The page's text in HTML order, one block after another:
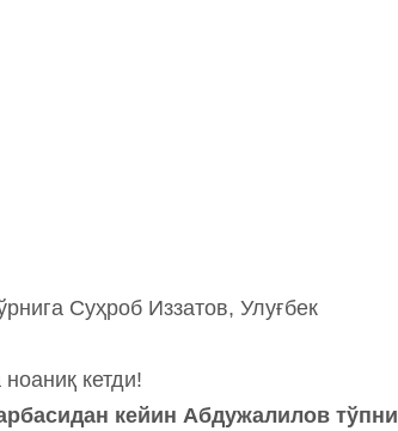
Суҳроб Иззатов, Улуғбек
кетди!
кейин Абдужалилов тўпни